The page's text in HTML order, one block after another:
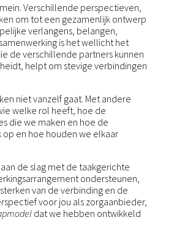
Verschillende perspectieven,
om tot een gezamenlijk ontwerp
verlangens, belangen,
is het wellicht het
de verschillende partners kunnen
helpt om stevige verbindingen
niet vanzelf gaat. Met andere
welke rol heeft, hoe de
die we maken en hoe de
op en hoe houden we elkaar
de slag met de taakgerichte
ondersteunen,
van de verbinding en de
voor jou als zorgaanbieder,
dat we hebben ontwikkeld